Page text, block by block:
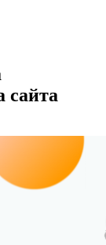
сайта